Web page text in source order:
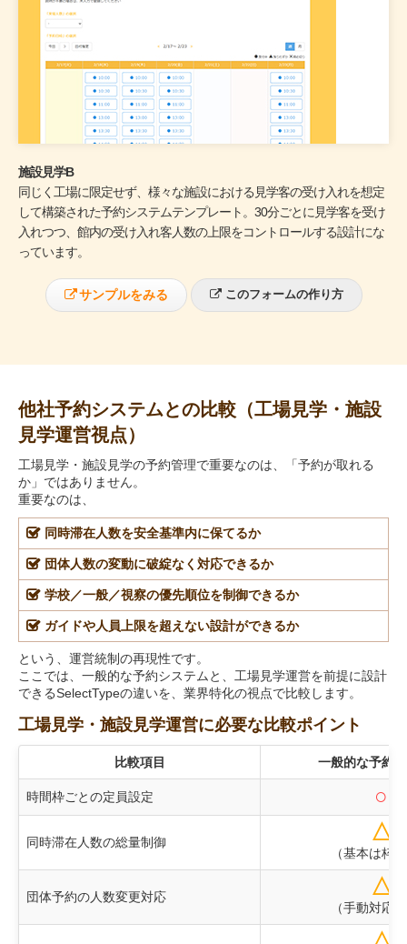
施設見学B
同じく工場に限定せず、様々な施設における見学客の受け入れを想定
して構築された予約システムテンプレート。30分ごとに見学客を受け
入れつつ、館内の受け入れ客人数の上限をコントロールする設計にな
っています。
サンプルをみる このフォームの作り方
他社予約システムとの比較（工場見学・施設
見学運営視点）
工場見学・施設見学の予約管理で重要なのは、「予約が取れる
か」ではありません。
重要なのは、
同時滞在人数を安全基準内に保てるか
団体人数の変動に破綻なく対応できるか
学校／一般／視察の優先順位を制御できるか
ガイドや人員上限を超えない設計ができるか
という、運営統制の再現性です。
ここでは、一般的な予約システムと、工場見学運営を前提に設計
できるSelectTypeの違いを、業界特化の視点で比較します。
工場見学・施設見学運営に必要な比較ポイント
比較項目 一般的な予約
時間枠ごとの定員設定 ○
同時滞在人数の総量制御 △
（基本は枠
団体予約の人数変更対応 △
（手動対応